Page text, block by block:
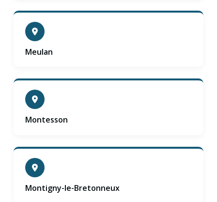
Meulan
Montesson
Montigny-le-Bretonneux